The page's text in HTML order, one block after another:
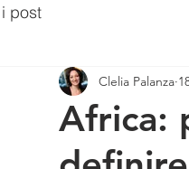
post
Africa:
Clelia Palanza